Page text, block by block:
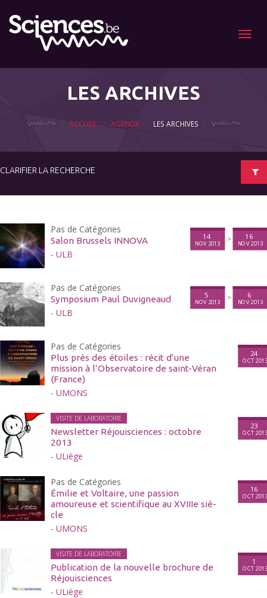
Menu
LES ARCHIVES
ACCUEIL AGENDA LES ARCHIVES
CLARIFIER LA RECHERCHE
Pas de Catégories
Salon Brussels INNOVA 14
NOV 2013
> 16
NOV 2013
- ULB
Pas de Catégories
Symposium Paul Duvigneaud 5
NOV 2013
> 6
NOV 2013
- ULB
Pas de Catégories
Plus près des étoiles : récit d’une
mission à l’Observatoire de saint-Véran
(France)
24
OCT 2013
- UMONS
VISITE DE LABORATOIRE
Newsletter Réjouisciences : octobre
2013
23
OCT 2013
- ULiège
Pas de Catégories
Émilie et Voltaire, une pas­sion
amoureuse et sci­en­tifique au XVI­IIe siè­
cle
16
OCT 2013
- UMONS
VISITE DE LABORATOIRE
Publication de la nouvelle brochure de
Réjouisciences
1
OCT 2013
- ULiège